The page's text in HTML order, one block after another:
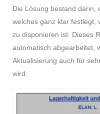
Die Lösung bestand darin,
welches ganz klar festlegt,
zu disponieren ist. Dieses
automatisch abgearbeitet,
Aktualisierung auch für
wird.